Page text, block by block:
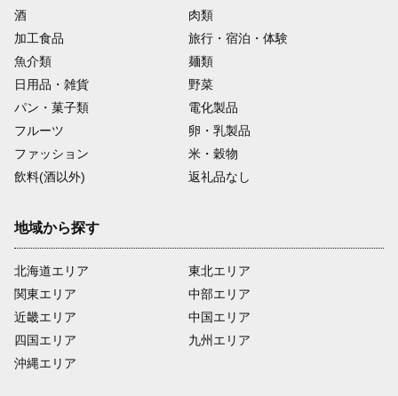
酒
肉類
加工食品
旅行・宿泊・体験
魚介類
麺類
日用品・雑貨
野菜
パン・菓子類
電化製品
フルーツ
卵・乳製品
ファッション
米・穀物
飲料(酒以外)
返礼品なし
地域から探す
北海道エリア
関東エリア
近畿エリア
四国エリア
沖縄エリア
東北エリア
中部エリア
中国エリア
九州エリア